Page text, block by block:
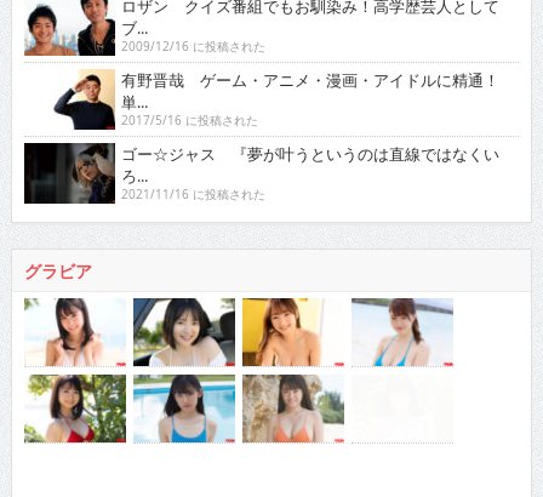
ゴー☆ジャス 『夢が叶うというのは直線ではなくい
ろ...
2021/11/16 に投稿された
グラビア
人気の検索ワード